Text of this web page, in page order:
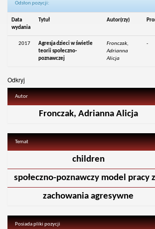
Odsłon pozycji:
Data
wydania
Tytuł Autor(rzy)
2017
Agresja dzieci w świetle
teorii społeczno-
poznawczej
Fronczak,
Adrianna
Alicja
-
Odkryj
Autor
Fronczak, Adrianna Alicja
Temat
children
społeczno-poznawczy model pracy
zachowania agresywne
Posiada pliki pozycji